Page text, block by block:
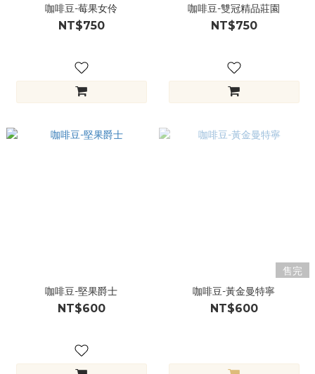
咖啡豆-莓果女伶
NT$750
咖啡豆-雙冠精品莊園
NT$750
咖啡豆-堅果爵士
NT$600
售完
咖啡豆-黃金曼特寧
NT$600